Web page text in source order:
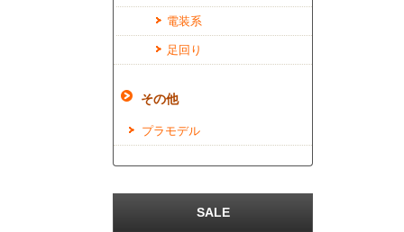
電装系
足回り
その他
プラモデル
SALE